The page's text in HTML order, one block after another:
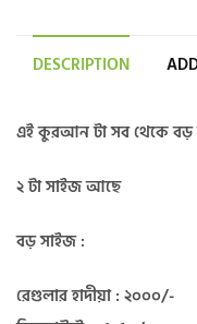
DESCRIPTION
এই কুরআন টা সব থেকে
২ টা সাইজ আছে
বড় সাইজ :
রেগুলার হাদীয়া : ২০০০/-